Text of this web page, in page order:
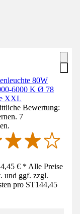
80W
6000 K Ø 78
XXL
Bewertung:
7
€ * Alle Preise
und ggf. zzgl.
pro ST144,45